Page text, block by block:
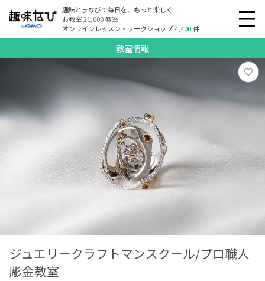
趣味とまなびで毎日を、もっと楽しく
お教室21,000教室
オンラインレッスン・ワークショップ4,400件
教室情報
ジュエリークラフトマンスクール/プロ職人
彫金教室